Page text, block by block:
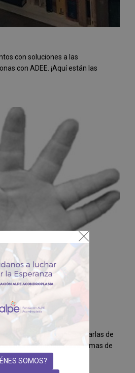
con soluciones a las
con ADEE. ¡Aquí están las
y profesionales. Charlas de
del mundo sobre temas de
SOMOS?